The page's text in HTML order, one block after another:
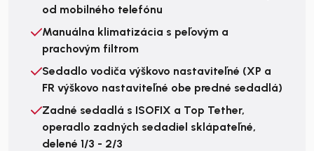
od mobilného telefónu
Manuálna klimatizácia s peľovým a
prachovým filtrom
Sedadlo vodiča výškovo nastaviteľné (XP a
FR výškovo nastaviteľné obe predné sedadlá)
Zadné sedadlá s ISOFIX a Top Tether,
operadlo zadných sedadiel sklápateľné,
delené 1/3 - 2/3